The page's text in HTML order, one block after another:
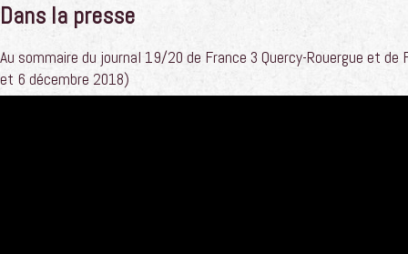
Dans la presse
Au sommaire du journal 19/20 de France 3 Quercy-Rouergue et de
et 6 décembre 2018)